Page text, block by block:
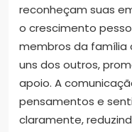
reconheçam suas
o crescimento
membros da família
uns dos outros,
apoio. A
pensamentos e
claramente,